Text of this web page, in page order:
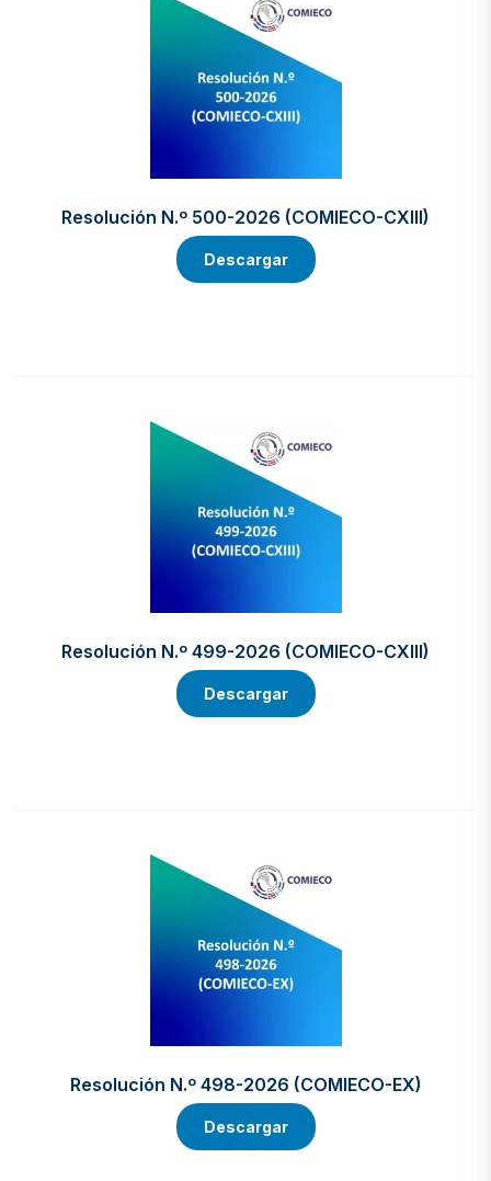
Resolución N.º 500-2026 (COMIECO-CXIII)
Descargar
Resolución N.º 499-2026 (COMIECO-CXIII)
Descargar
Resolución N.º 498-2026 (COMIECO-EX)
Descargar